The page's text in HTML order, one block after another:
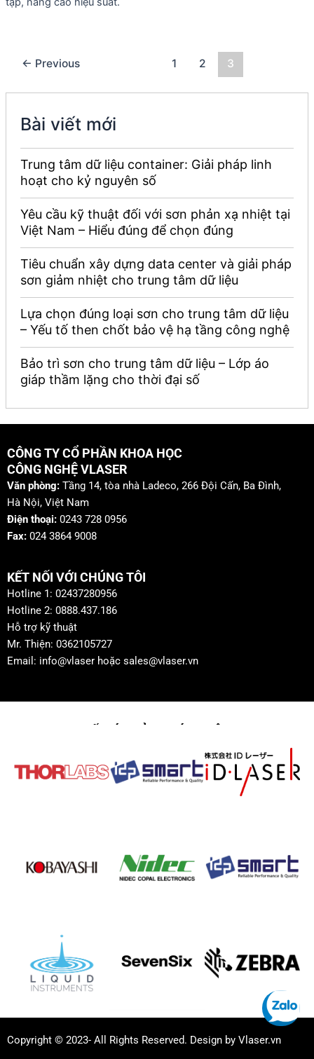
Bài viết mới
Trung tâm dữ liệu container: Giải pháp linh
hoạt cho kỷ nguyên số
Yêu cầu kỹ thuật đối với sơn phản xạ nhiệt tại
Việt Nam – Hiểu đúng để chọn đúng
Tiêu chuẩn xây dựng data center và giải pháp
sơn giảm nhiệt cho trung tâm dữ liệu
Lựa chọn đúng loại sơn cho trung tâm dữ liệu
– Yếu tố then chốt bảo vệ hạ tầng công nghệ
Bảo trì sơn cho trung tâm dữ liệu – Lớp áo
giáp thầm lặng cho thời đại số
← Previous 1 2 3
CÔNG TY CỔ PHẦN KHOA HỌC
CÔNG NGHỆ VLASER
Văn phòng: Tầng 14, tòa nhà Ladeco, 266 Đội Cấn, Ba Đình,
Hà Nội, Việt Nam
Điện thoại: 0243 728 0956
Fax: 024 3864 9008
KẾT NỐI VỚI CHÚNG TÔI
Hotline 1: 02437280956
Hotline 2: 0888.437.186
Hỗ trợ kỹ thuật
Mr. Thiện: 0362105727
Email: info@vlaser hoặc sales@vlaser.vn
Copyright © 2023- All Rights Reserved. Design by Vlaser.vn